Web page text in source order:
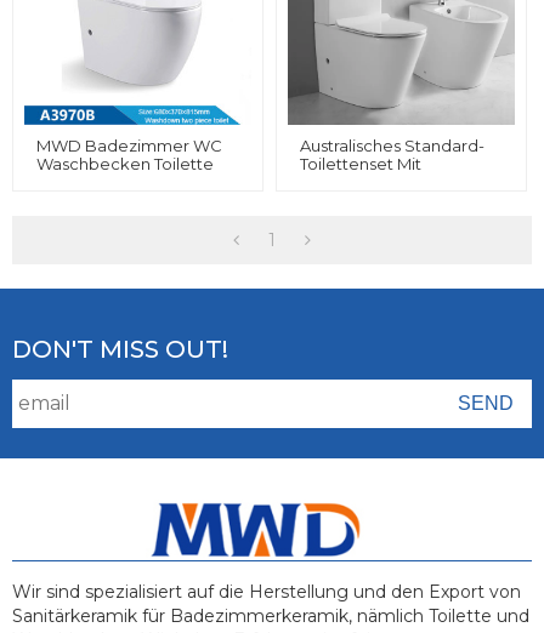
MWD Badezimmer WC
Waschbecken Toilette
Australisches Standard-
Toilettenset Mit
Komplette
1
DON'T MISS OUT!
Wir sind spezialisiert auf die Herstellung und den Export von
Sanitärkeramik für Badezimmerkeramik, nämlich Toilette und